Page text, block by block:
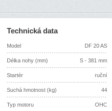
Technická data
Model DF 20 AS
Délka nohy (mm) S - 381 mm
Startér ruční
Suchá hmotnost (kg) 44
Typ motoru OHC